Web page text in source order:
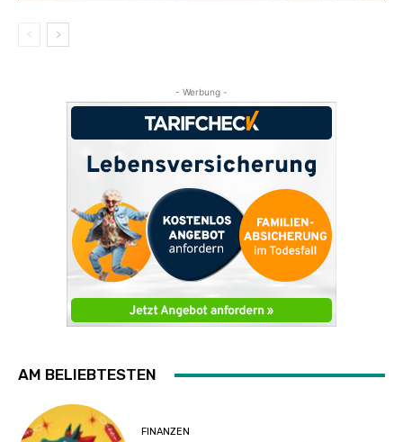
- Werbung -
AM BELIEBTESTEN
FINANZEN